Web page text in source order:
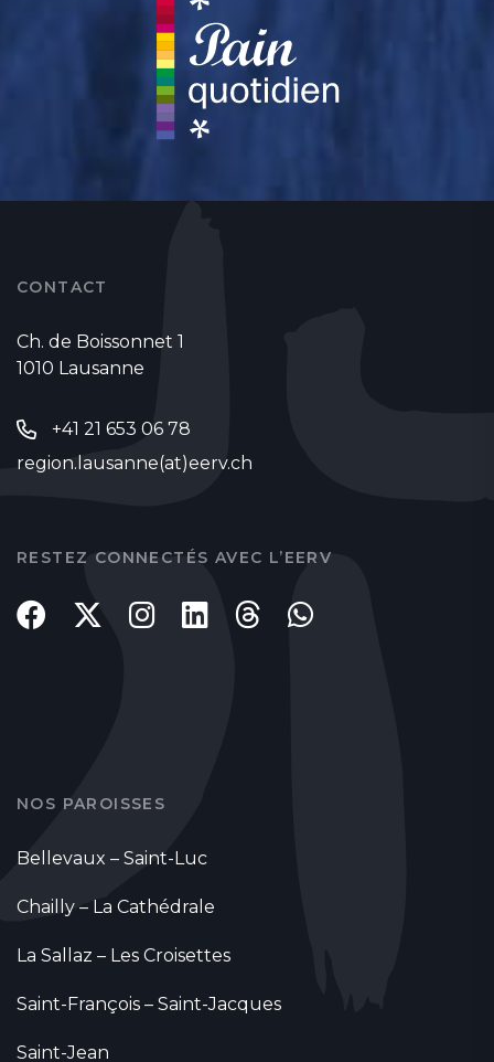
CONTACT
Ch. de Boissonnet 1
1010 Lausanne
+41 21 653 06 78
region.lausanne(at)eerv.ch
RESTEZ CONNECTÉS AVEC L’EERV
NOS PAROISSES
Bellevaux – Saint-Luc
Chailly – La Cathédrale
La Sallaz – Les Croisettes
Saint-François – Saint-Jacques
Saint-Jean